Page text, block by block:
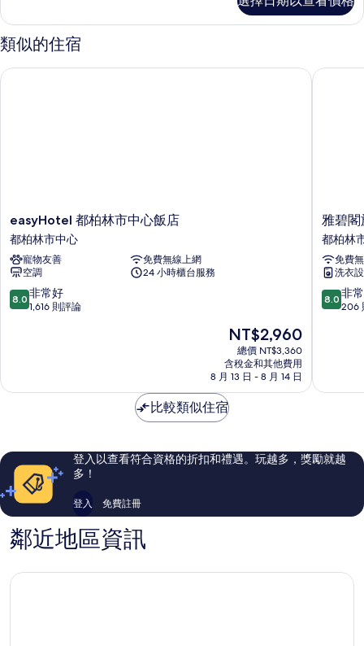
的
詳
情
類似的住宿
easyHotel
都
柏
林
市
中
心
市
easyHotel 都柏林市中心飯店
都柏林市中心
寵物友善
免費無線上網
空調
24 小時櫃台服務
8.0
分，
常
評
論
8.0 非常好
1,616 則評論
現
在
價
格
為
NT$2,960
NT$2,960
總價 NT$3,360
含稅金和其他費用
8 月 13 日 - 8 月 14 日
easyHotel 都柏林市中心飯店
雅
碧
閣
旅
館
都
柏
雅碧閣
都柏林
免費
洗衣
8.0
分，
常
評
論
8.0 非
206
雅碧閣
比較類似住宿
登入以查看符合資格的折扣和禮遇。玩越多，獎勵就越
多！
登入 免費註冊
鄰近地區資訊